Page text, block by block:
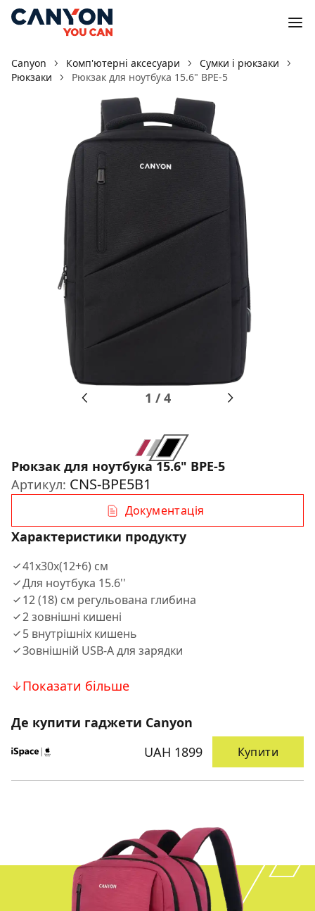
Canyon Комп'ютерні аксесуари
Сумки і рюкзаки
Рюкзаки
Рюкзак для ноутбука 15.6" BPE-5
1 /4
Рюкзак для ноутбука 15.6" BPE-5
Артикул: CNS-BPE5B1
Документація
Характеристики продукту
41x30x(12+6) см
Для ноутбука 15.6''
12 (18) см регульована глибина
2 зовнішні кишені
5 внутрішніх кишень
Зовнішній USB-A для зарядки
Показати більше
Де купити гаджети Canyon
UAH 1899
Купити